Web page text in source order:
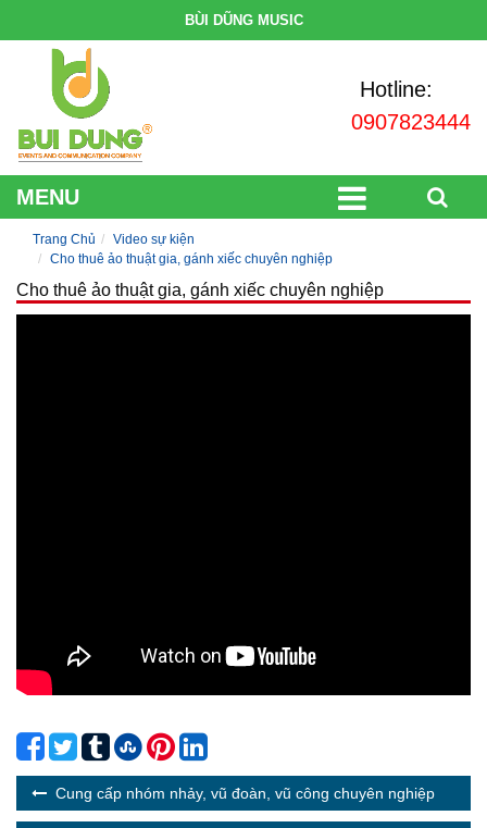
BÙI DŨNG MUSIC
Hotline:
0907823444
MENU
Trang Chủ
Video sự kiện
Cho thuê ảo thuật gia, gánh xiếc chuyên nghiệp
Cho thuê ảo thuật gia, gánh xiếc chuyên nghiệp
Cung cấp nhóm nhảy, vũ đoàn, vũ công chuyên nghiệp